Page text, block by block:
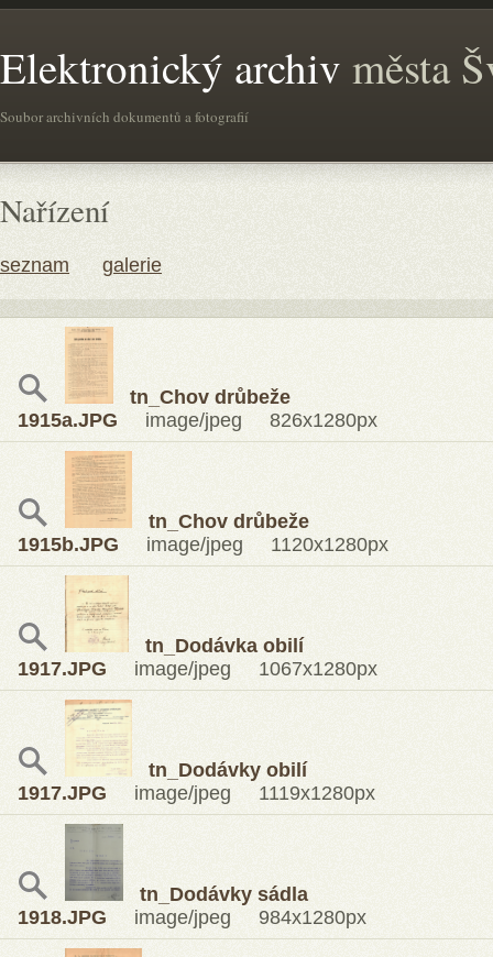
Elektronický archiv města
Soubor archivních dokumentů a fotografií
Nařízení
seznam galerie
tn_Chov drůbeže
1915a.JPG image/jpeg 826x1280px
tn_Chov drůbeže
1915b.JPG image/jpeg 1120x1280px
tn_Dodávka obilí
1917.JPG image/jpeg 1067x1280px
tn_Dodávky obilí
1917.JPG image/jpeg 1119x1280px
tn_Dodávky sádla
1918.JPG image/jpeg 984x1280px